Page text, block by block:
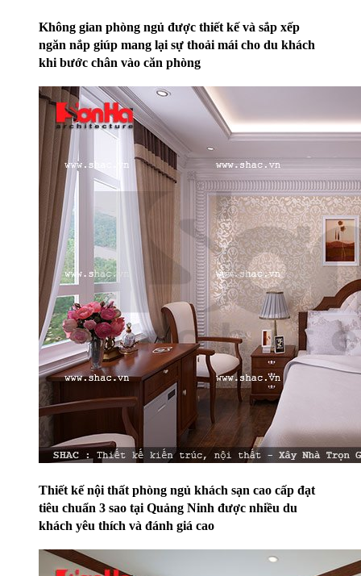
Không gian phòng ngủ được thiết kế và sắp xếp
ngăn nắp giúp mang lại sự thoải mái cho du khách
khi bước chân vào căn phòng
Thiết kế nội thất phòng ngủ khách sạn cao cấp đạt
tiêu chuẩn 3 sao tại Quảng Ninh được nhiều du
khách yêu thích và đánh giá cao